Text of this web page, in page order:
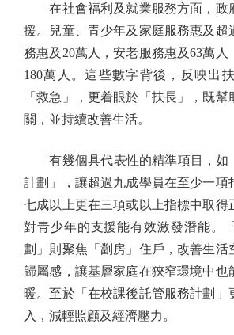
在社會福利及就業服務方面，政
援。兒童、青少年及家庭服務惠及超
務惠及20萬人，安老服務惠及63萬人
180萬人。這些數字背後，反映出
「救急」，更着眼於「扶長」，既
關，並持續改善生活。
有幾個具代表性的精準項目，如「
計劃」，讓超過九成學員在至少一項
七成以上更在三項或以上指標中取得
對青少年的支援能有效激發潛能。
劃」則聚焦「劏房」住戶，改善生活
歸屬感，讓基層家庭在狹窄環境中也
暖。至於「在校課後託管服務計劃」
入，減輕照顧及經濟壓力。